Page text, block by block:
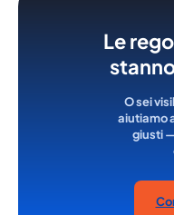
Le
O sei
aiutiamo
giusti